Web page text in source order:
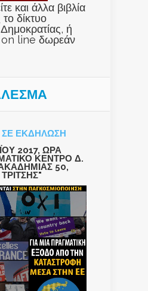
και άλλα βιβλία
δίκτυο
Δημοκρατίας, ή
on line δωρεάν
ΕΚΔΗΛΩΣΗ
2017, ΩΡΑ
ΚΕΝΤΡΟ Δ.
50,